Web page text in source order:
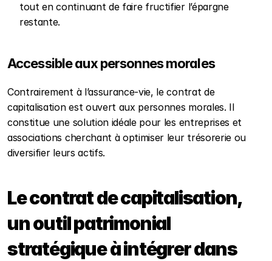
tout en continuant de faire fructifier l’épargne
restante.
Accessible aux personnes morales
Contrairement à l’assurance-vie, le contrat de
capitalisation est ouvert aux personnes morales. Il
constitue une solution idéale pour les entreprises et
associations cherchant à optimiser leur trésorerie ou
diversifier leurs actifs.
Le contrat de capitalisation,
un outil patrimonial
stratégique à intégrer dans